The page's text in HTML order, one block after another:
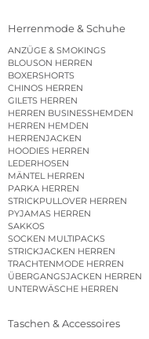
Herrenmode & Schuhe
ANZÜGE & SMOKINGS
BLOUSON HERREN
BOXERSHORTS
CHINOS HERREN
GILETS HERREN
HERREN BUSINESSHEMDEN
HERREN HEMDEN
HERRENJACKEN
HOODIES HERREN
LEDERHOSEN
MÄNTEL HERREN
PARKA HERREN
STRICKPULLOVER HERREN
PYJAMAS HERREN
SAKKOS
SOCKEN MULTIPACKS
STRICKJACKEN HERREN
TRACHTENMODE HERREN
ÜBERGANGSJACKEN HERREN
UNTERWÄSCHE HERREN
Taschen & Accessoires